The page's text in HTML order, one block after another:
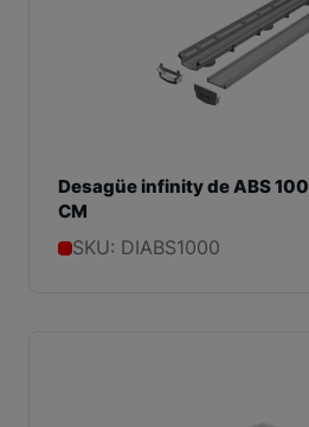
Desagüe infinity de ABS 100
CM
SKU: DIABS1000